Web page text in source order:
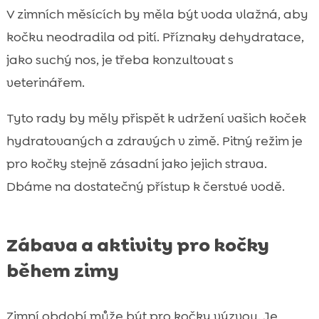
V zimních měsících by měla být voda vlažná, aby
kočku neodradila od pití. Příznaky dehydratace,
jako suchý nos, je třeba konzultovat s
veterinářem.
Tyto rady by měly přispět k udržení vašich koček
hydratovaných a zdravých v zimě. Pitný režim je
pro kočky stejně zásadní jako jejich strava.
Dbáme na dostatečný přístup k čerstvé vodě.
Zábava a aktivity pro kočky
během zimy